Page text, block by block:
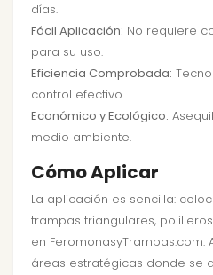
días.
Fácil Aplicación: No requiere
para su uso.
Eficiencia Comprobada:
control efectivo.
Económico y Ecológico:
medio ambiente.
Cómo Aplicar
La aplicación es sencilla:
trampas triangulares,
en
áreas estratégicas donde se